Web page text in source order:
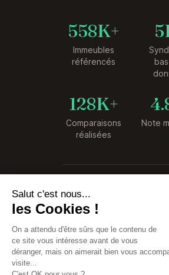
Salut c'est nous...
les Cookies !
On a attendu d'être sûrs que le contenu de
ce site vous intéresse avant de vous
déranger, mais on aimerait bien vous
visite...
558K+
Immeubles
référencés
128K+
Comparaisons
réalisées
Note
© 2026 SyndiCompare.
Premier comparateur de
Service
gratuit